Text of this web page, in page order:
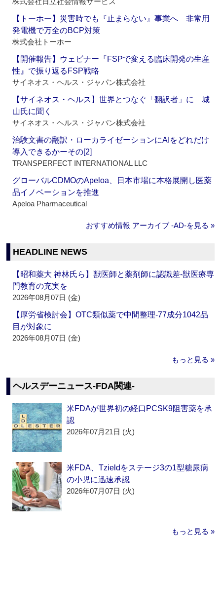
【トーホー】災害時でも『止まらない』事業へ 非常用
発電機で万全のBCP対策
株式会社トーホー
【開催報告】ウェビナー『FSPで変える臨床開発の生産
性』で振り返るFSP戦略
サイネオス・ヘルス・ジャパン株式会社
【サイネオス・ヘルス】世界とつなぐ「翻訳者」に 城
山氏に聞く
サイネオス・ヘルス・ジャパン株式会社
治験文書の翻訳・ローカライゼーションにAIをどれだけ
導入できるかーその[2]
TRANSPERFECT INTERNATIONAL LLC
グローバルCDMOのApeloa、日本市場に本格展開し医薬
品イノベーションを推進
Apeloa Pharmaceutical
おすすめ情報 アーカイブ ‐AD‐を見る »
HEADLINE NEWS
【昭和薬大 神林氏ら】獣医師と薬剤師に認識差‐獣医療専
門教育の充実を
2026年08月07日 (金)
【厚労省検討会】OTC類似薬で中間整理‐77成分1042品
目が対象に
2026年08月07日 (金)
もっと見る »
ヘルスデーニュース‐FDA関連‐
米FDAが世界初の経口PCSK9阻害薬を承
認
2026年07月21日 (火)
米FDA、Tzieldをステージ3の1型糖尿病
の小児に迅速承認
2026年07月07日 (火)
もっと見る »